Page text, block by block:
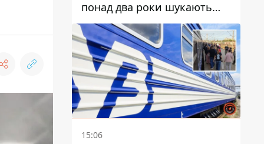
понад два роки шукають
зниклу жінку
15:06